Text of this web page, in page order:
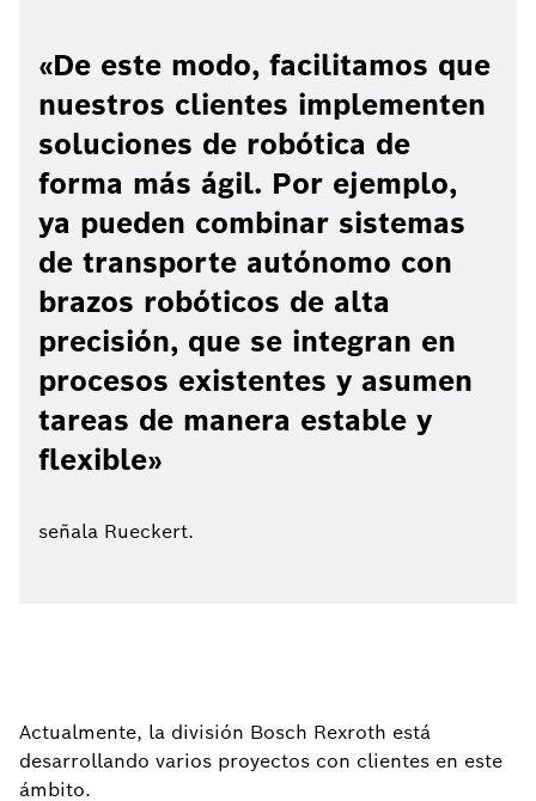
De este modo, facilitamos que
nuestros clientes implementen
soluciones de robótica de
forma más ágil. Por ejemplo,
ya pueden combinar sistemas
de transporte autónomo con
brazos robóticos de alta
precisión, que se integran en
procesos existentes y asumen
tareas de manera estable y
flexible
señala Rueckert.
Actualmente, la división Bosch Rexroth está
desarrollando varios proyectos con clientes en este
ámbito.